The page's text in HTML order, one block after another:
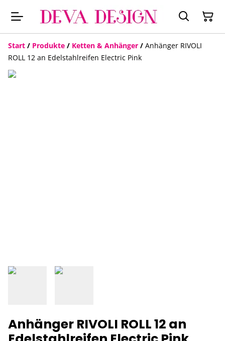
Start / Produkte / Ketten & Anhänger / Anhänger RIVOLI
ROLL 12 an Edelstahlreifen Electric Pink
Anhänger RIVOLI ROLL 12 an